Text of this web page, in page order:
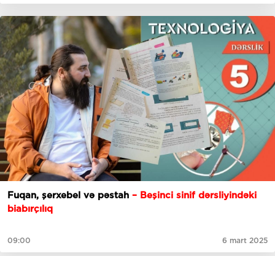
Fuqan, şerxebel və pəstah – Beşinci sinif dərsliyindəki
biabırçılıq
09:00 6 mart 2025